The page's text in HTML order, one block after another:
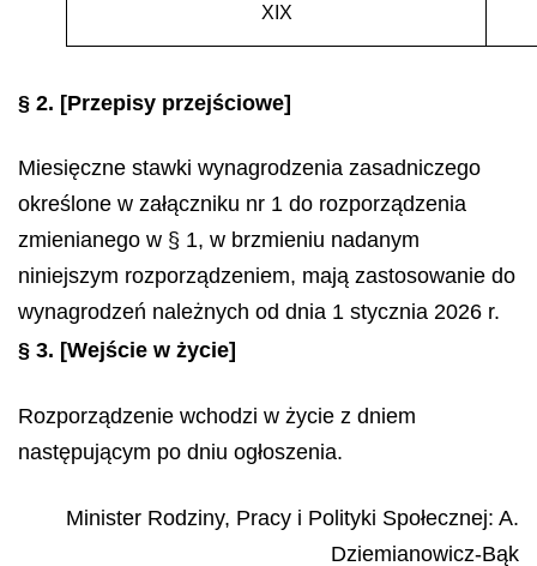
XIX
§ 2. [Przepisy przejściowe]
Miesięczne stawki wynagrodzenia zasadniczego
określone w załączniku nr 1 do rozporządzenia
zmienianego w § 1, w brzmieniu nadanym
niniejszym rozporządzeniem, mają zastosowanie do
wynagrodzeń należnych od dnia 1 stycznia 2026 r.
§ 3. [Wejście w życie]
Rozporządzenie wchodzi w życie z dniem
następującym po dniu ogłoszenia.
Minister Rodziny, Pracy i Polityki Społecznej: A.
Dziemianowicz-Bąk